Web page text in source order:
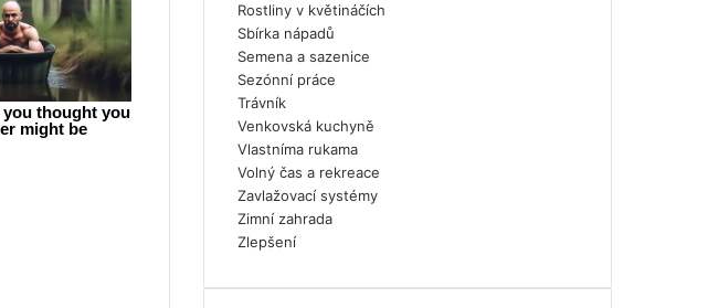
Rostliny v květináčích
Sbírka nápadů
Semena a sazenice
Sezónní práce
Trávník
Venkovská kuchyně
Vlastníma rukama
Volný čas a rekreace
Zavlažovací systémy
Zimní zahrada
Zlepšení